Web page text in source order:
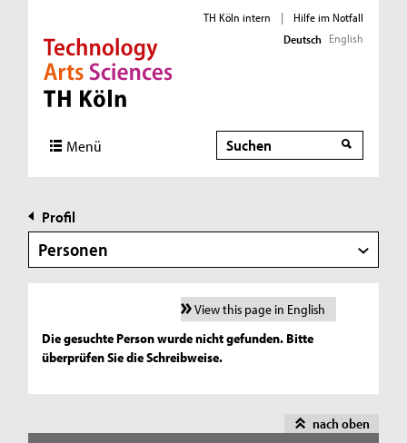
Direkt zur Hauptnavigation
Direkt zur Subnavigation
Direkt zum Inhalt
Direkt zum Fußbereich
TH Köln intern |
Hilfe im Notfall
Deutsch English
Menü Suche
Profil
Personen
View this page in English
Die gesuchte Person wurde nicht gefunden. Bitte
überprüfen Sie die Schreibweise.
nach oben